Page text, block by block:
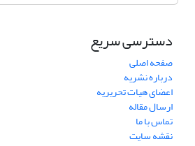
دسترسی سریع
صفحه اصلی
درباره نشریه
اعضای هیات تحریریه
ارسال مقاله
تماس با ما
نقشه سایت